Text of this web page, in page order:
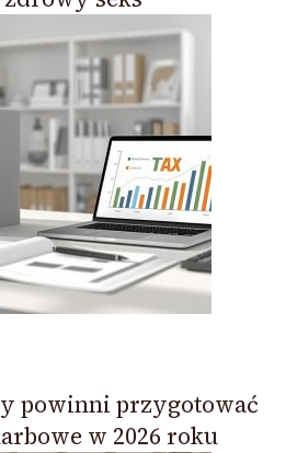
powinni przygotować
w 2026 roku